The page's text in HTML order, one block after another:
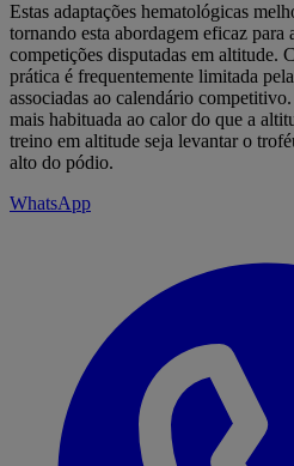
Estas adaptações hematológicas
tornando esta abordagem eficaz para
competições disputadas em altitude.
prática é frequentemente limitada
associadas ao calendário
mais habituada ao calor do que a
treino em altitude seja levantar o
alto do pódio.
WhatsApp